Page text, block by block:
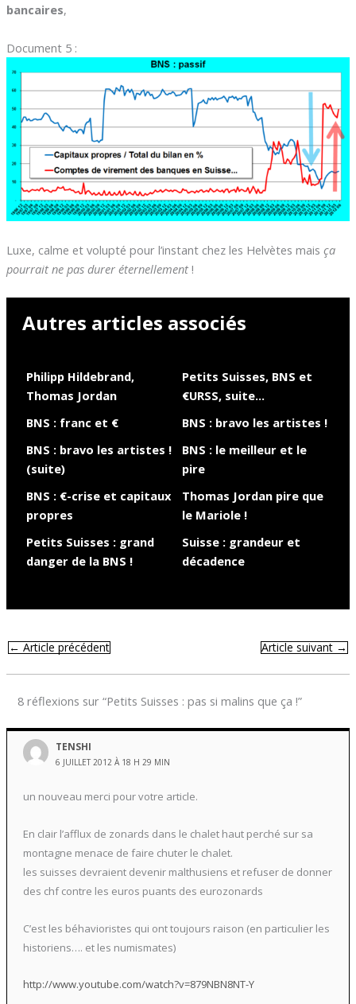
bancaires,
Document 5 :
Luxe, calme et volupté pour l’instant chez les Helvètes mais ça
pourrait ne pas durer éternellement !
Autres articles associés
Philipp Hildebrand,
Thomas Jordan
Petits Suisses, BNS et
€URSS, suite…
BNS : franc et €
BNS : bravo les artistes !
BNS : bravo les artistes !
(suite)
BNS : le meilleur et le
pire
BNS : €-crise et capitaux
propres
Thomas Jordan pire que
le Mariole !
Petits Suisses : grand
danger de la BNS !
Suisse : grandeur et
décadence
←Article précédent Article suivant→
8 réflexions sur “Petits Suisses : pas si malins que ça !”
TENSHI
6 JUILLET 2012 À 18 H 29 MIN
un nouveau merci pour votre article.
En clair l’afflux de zonards dans le chalet haut perché sur sa
montagne menace de faire chuter le chalet.
les suisses devraient devenir malthusiens et refuser de donner
des chf contre les euros puants des eurozonards
C’est les béhavioristes qui ont toujours raison (en particulier les
historiens…. et les numismates)
http://www.youtube.com/watch?v=879NBN8NT-Y